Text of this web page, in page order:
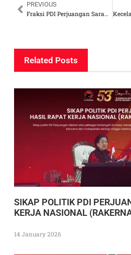
PREVIOUS
Fraksi PDI Perjuangan Sarankan MRT Jangkau Seluruh Lapisan Masyarakat
Related Posts
SIKAP POLITIK PDI
KERJA NASIONAL
14 January 2026